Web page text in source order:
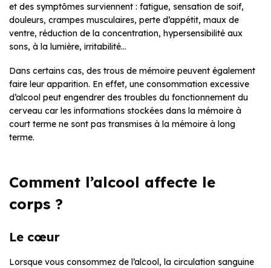
et des symptômes surviennent : fatigue, sensation de soif,
douleurs, crampes musculaires, perte d’appétit, maux de
ventre, réduction de la concentration, hypersensibilité aux
sons, à la lumière, irritabilité…
Dans certains cas, des trous de mémoire peuvent également
faire leur apparition. En effet, une consommation excessive
d’alcool peut engendrer des troubles du fonctionnement du
cerveau car les informations stockées dans la mémoire à
court terme ne sont pas transmises à la mémoire à long
terme.
Comment l’alcool affecte le
corps ?
Le cœur
Lorsque vous consommez de l’alcool, la circulation sanguine